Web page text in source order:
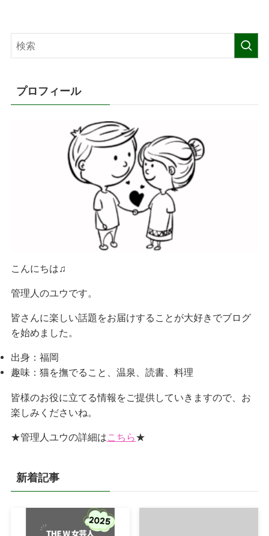
プロフィール
こんにちは♫
管理人のユウです。
皆さんに楽しい話題をお届けすることが大好きでブログ
を始めました。
出身：福岡
趣味：猫を撫でること、温泉、読書、料理
皆様のお役に立てる情報をご提供していきますので、お
楽しみくださいね。
★管理人ユウの詳細はこちら★
新着記事